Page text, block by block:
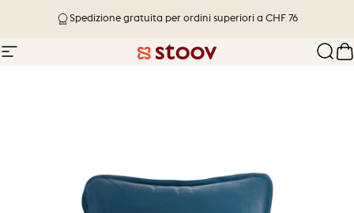
Spedizione in 1-4 giorni lavorativi
Spedizione gratuita per ordini superiori a CHF 76
Navigazione del sito Stoov® | Cordless Heated Cushions